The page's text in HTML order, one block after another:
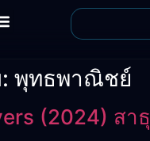
พุทธพาณิชย์
(2024) สาธุ